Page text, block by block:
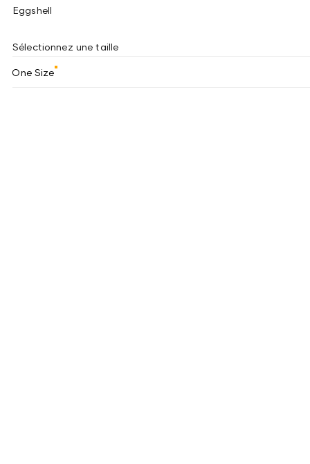
Eggshell
Sélectionnez une taille
One Size